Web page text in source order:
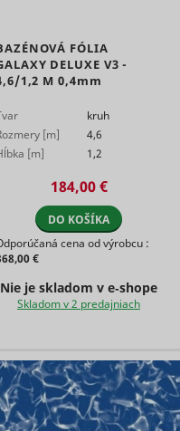
YouTube
YouTube
YouTube
videos.
YouTube
keep
of what
from
the user
seen.
FÓLIA
DELUXE V3 -
1,2 M0,4mm
kruh
[m]
4,6
[m]
1,2
184,00 €
DO KOŠÍKA
cena od výrobcu :
€
Nie je skladom v e‑shope
Skladom v 2 predajniach